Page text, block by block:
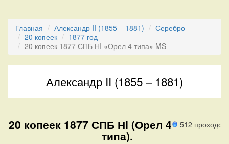
Главная Александр II (1855 – 1881)
Серебро
20 копеек
1877 год
20 копеек 1877 СПБ НI «Орел 4 типа» MS
Александр II (1855 – 1881)
512 проходов
20 копеек 1877 СПБ НI (Орел 4
типа).